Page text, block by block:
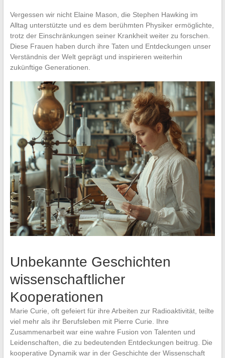
Vergessen wir nicht Elaine Mason, die Stephen Hawking im
Alltag unterstützte und es dem berühmten Physiker ermöglichte,
trotz der Einschränkungen seiner Krankheit weiter zu forschen.
Diese Frauen haben durch ihre Taten und Entdeckungen unser
Verständnis der Welt geprägt und inspirieren weiterhin
zukünftige Generationen.
Unbekannte Geschichten
wissenschaftlicher
Kooperationen
Marie Curie, oft gefeiert für ihre Arbeiten zur Radioaktivität, teilte
viel mehr als ihr Berufsleben mit Pierre Curie. Ihre
Zusammenarbeit war eine wahre Fusion von Talenten und
Leidenschaften, die zu bedeutenden Entdeckungen beitrug. Die
kooperative Dynamik war in der Geschichte der Wissenschaft